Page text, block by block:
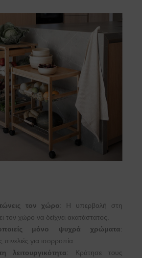
τον χώρο: Η υπερβολή στη
τον χώρο να δείχνει ακατάστατος.
μόνο ψυχρά χρώματα:
για ισορροπία.
λειτουργικότητα: Κράτησε τους